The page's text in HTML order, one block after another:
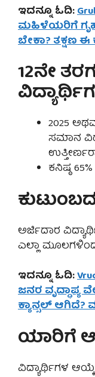
ಇದನ್ನೂ ಓದಿ:
ಮಹಿಳೆಯರಿಗೆ
ಬೇಕಾ? ತಕ್ಷಣ
12ನೇ
2025
ಸಮಾನ
ಕನಿಷ್ಠ
ಅರ್ಜಿದಾರ
ಎಲ್ಲಾ ಮೂಲಗಳಿಂದ
ಇದನ್ನೂ ಓದಿ:
ಜನರ ವೃದ್ಧಾಪ್ಯ
ಕ್ಯಾನ್ಸಲ್ ಆಗಿದೆ?
ಯಾರಿಗೆ
ವಿದ್ಯಾರ್ಥಿಗಳ